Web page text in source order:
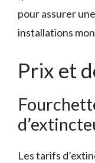
pour assurer
installations
Prix et
Les tarifs